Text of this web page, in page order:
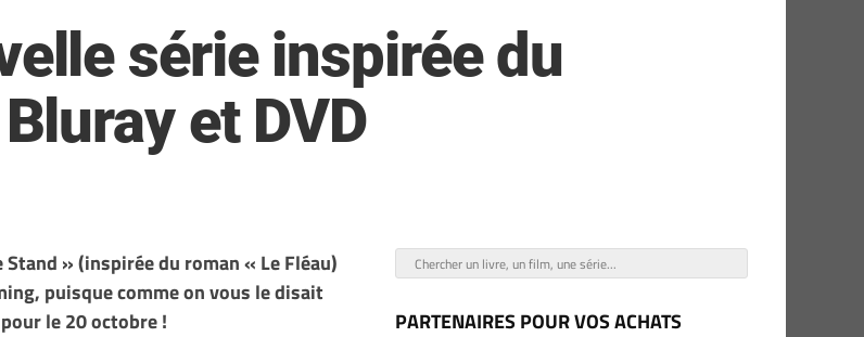
série inspirée du
et DVD
» (inspirée du roman « Le Fléau)
puisque comme on vous le disait
le 20 octobre !
PARTENAIRES POUR VOS ACHATS